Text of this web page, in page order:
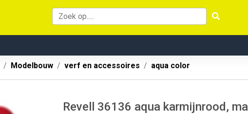
Modelbouw verf en accessoires aqua color
Revell 36136 aqua karmijnrood,